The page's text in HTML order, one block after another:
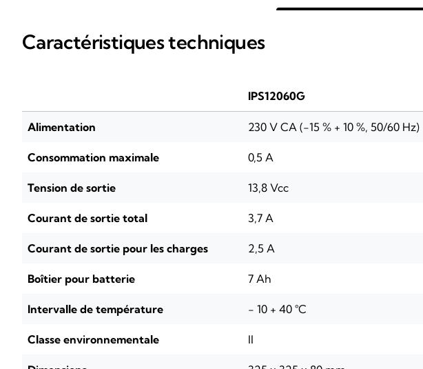
Caractéristiques techniques
IPS12060G
Alimentation 230 V CA (-15 % + 10 %, 50/60 Hz)
Consommation maximale 0,5 A
Tension de sortie 13,8 Vcc
Courant de sortie total 3,7 A
Courant de sortie pour les charges 2,5 A
Boîtier pour batterie 7 Ah
Intervalle de température - 10 + 40 °C
Classe environnementale II